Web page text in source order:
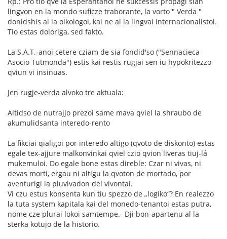
lingvon en la mondo suficze traborante, la vorto " Verda "
donidshis al la oikologoi, kai ne al la lingvai internacionalistoi.
Tio estas doloriga, sed fakto.
La S.A.T.-anoi cetere cziam de sia fondid'so ("Sennacieca
Asocio Tutmonda") estis kai restis rugjai sen iu hypokritezzo
qviun vi insinuas.
Jen rugje-verda alvoko tre aktuala:
Altidso de nutrajjo prezoi same mava qviel la shraubo de
akumulidsanta interedo-rento
La fikciai qialigoi por interedo altigo (qvoto de diskonto) estas
egale tex-ajjure malkonvinkai qviel czio qvion liveras tiuj-lá
mukemuloi. Do egale bone estas direble: Czar ni vivas, ni
devas morti, ergau ni altigu la qvoton de mortado, por
aventurigi la pluvivadon del vivontai.
Vi czu estus konsenta kun tiu spezzo de „logiko“? En realezzo
la tuta system kapitala kai del monedo-tenantoi estas putra,
nome cze plurai lokoi samtempe.- Dji bon-apartenu al la
sterka kotujo de la historio.